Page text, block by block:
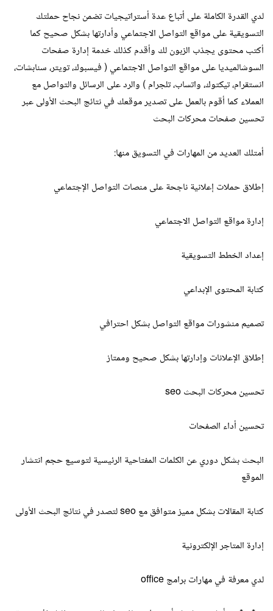
لدي القدرة الكاملة على أتباع عدة أستراتيجيات تضمن نجاح حملتك
التسويقية على مواقع التواصل الاجتماعي وأدارتها بشكل صحيح كما
أكتب محتوى يجذب الزبون لك وأقدم كذلك خدمة إدارة صفحات
السوشالميديا على مواقع التواصل الاجتماعي ( فيسبوك، تويتر، سنابشات،
انستقرام، تيكتوك، واتساب، تلجرام ) والرد على الرسائل والتواصل مع
العملاء كما أقوم بالعمل على تصدير موقعك في نتائج البحث الأولى عبر
تحسين صفحات محركات البحث
أمتلك العديد من المهارات في التسويق منها:
إطلاق حملات إعلانية ناجحة على منصات التواصل الإجتماعي
إدارة مواقع التواصل الاجتماعي
إعداد الخطط التسويقية
كتابة المحتوى الإبداعي
تصميم منشورات مواقع التواصل بشكل احترافي
إطلاق الإعلانات وإدارتها بشكل صحيح وممتاز
تحسين محركات البحث seo
تحسين أداء الصفحات
البحث بشكل دوري عن الكلمات المفتاحية الرئيسية لتوسيع حجم انتشار
الموقع
كتابة المقالات بشكل مميز متوافق مع seo لتصدر في نتائج البحث الأولى
إدارة المتاجر الإلكترونية
لدي معرفة في مهارات برامج office